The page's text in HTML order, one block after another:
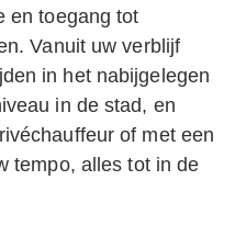
en toegang tot
Vanuit uw verblijf
in het nabijgelegen
in de stad, en
of met een
tempo, alles tot in de